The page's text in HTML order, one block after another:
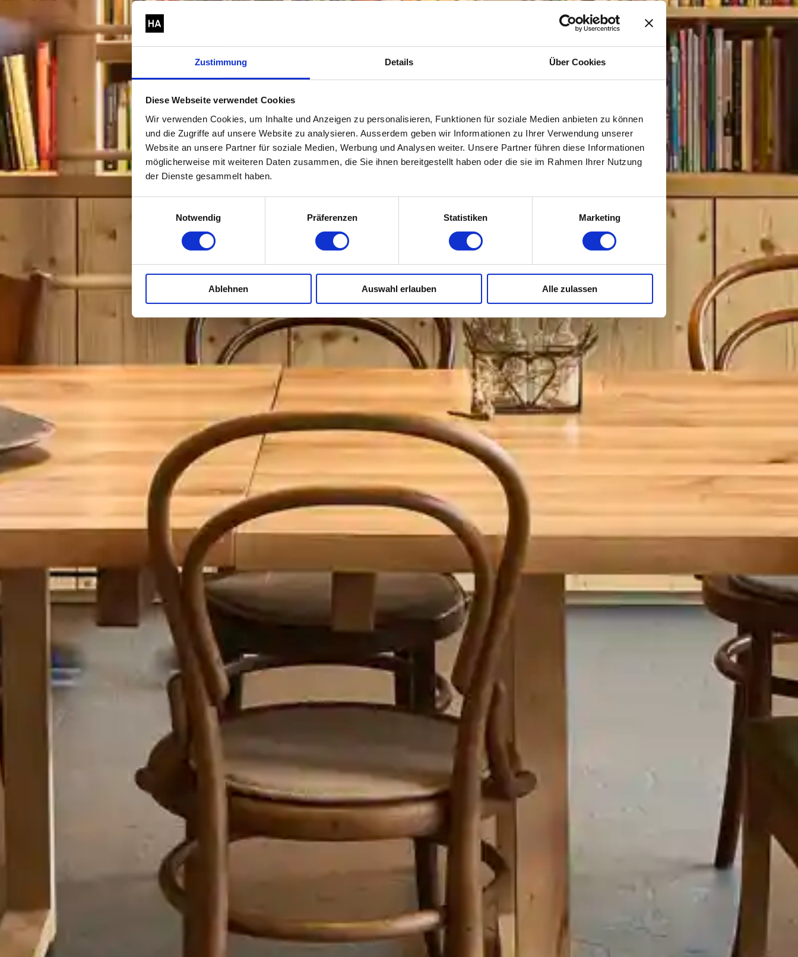
Zustimmung Details Über Cookies
Diese Webseite verwendet Cookies
Wir verwenden Cookies, um Inhalte und Anzeigen zu personalisieren, Funktionen für soziale Medien anbieten zu können
und die Zugriffe auf unsere Website zu analysieren. Ausserdem geben wir Informationen zu Ihrer Verwendung unserer
Website an unsere Partner für soziale Medien, Werbung und Analysen weiter. Unsere Partner führen diese Informationen
möglicherweise mit weiteren Daten zusammen, die Sie ihnen bereitgestellt haben oder die sie im Rahmen Ihrer Nutzung
der Dienste gesammelt haben.
Notwendig
Präferenzen Statistiken Marketing
Ablehnen Auswahl erlauben Alle zulassen